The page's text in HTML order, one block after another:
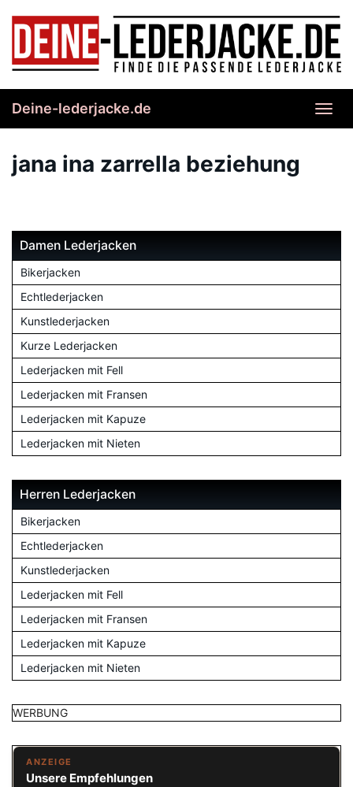
content
Deine-lederjacke.de
jana ina zarrella beziehung
Damen Lederjacken
Bikerjacken
Echtlederjacken
Kunstlederjacken
Kurze Lederjacken
Lederjacken mit Fell
Lederjacken mit Fransen
Lederjacken mit Kapuze
Lederjacken mit Nieten
Herren Lederjacken
Bikerjacken
Echtlederjacken
Kunstlederjacken
Lederjacken mit Fell
Lederjacken mit Fransen
Lederjacken mit Kapuze
Lederjacken mit Nieten
WERBUNG
ANZEIGE
Unsere Empfehlungen